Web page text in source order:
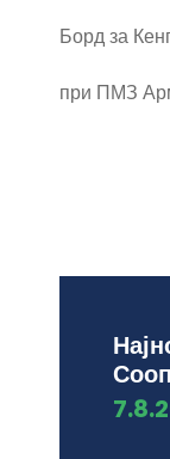
Борд за
при ПМЗ